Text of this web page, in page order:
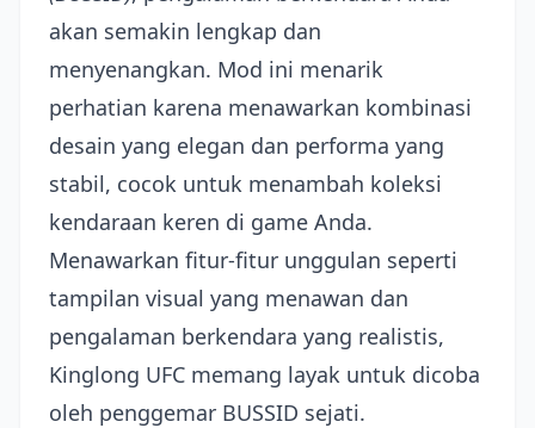
akan semakin lengkap dan
menyenangkan. Mod ini menarik
perhatian karena menawarkan kombinasi
desain yang elegan dan performa yang
stabil, cocok untuk menambah koleksi
kendaraan keren di game Anda.
Menawarkan fitur-fitur unggulan seperti
tampilan visual yang menawan dan
pengalaman berkendara yang realistis,
Kinglong UFC memang layak untuk dicoba
oleh penggemar BUSSID sejati.